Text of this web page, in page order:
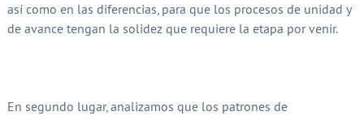
así como en las diferencias, para que los procesos de unidad y
de avance tengan la solidez que requiere la etapa por venir.
En segundo lugar, analizamos que los patrones de